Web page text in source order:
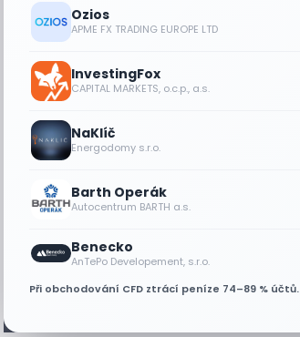
Ozios
APME FX TRADING EUROPE LTD
InvestingFox
CAPITAL MARKETS, o.c.p., a.s.
NaKlíč
Energodomy s.r.o.
Barth Operák
Autocentrum BARTH a.s.
Benecko
AnTePo Developement, s.r.o.
Při obchodování CFD ztrácí peníze 74–89 % účtů.